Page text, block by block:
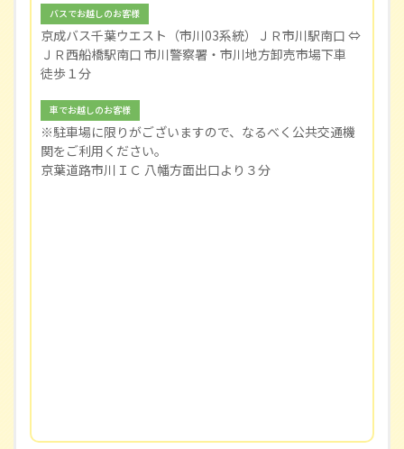
バスでお越しのお客様
京成バス千葉ウエスト（市川03系統）ＪＲ市川駅南口 ⇔
ＪＲ西船橋駅南口 市川警察署・市川地方卸売市場下車
徒歩１分
車でお越しのお客様
※駐車場に限りがございますので、なるべく公共交通機
関をご利用ください。
京葉道路市川ＩＣ 八幡方面出口より３分